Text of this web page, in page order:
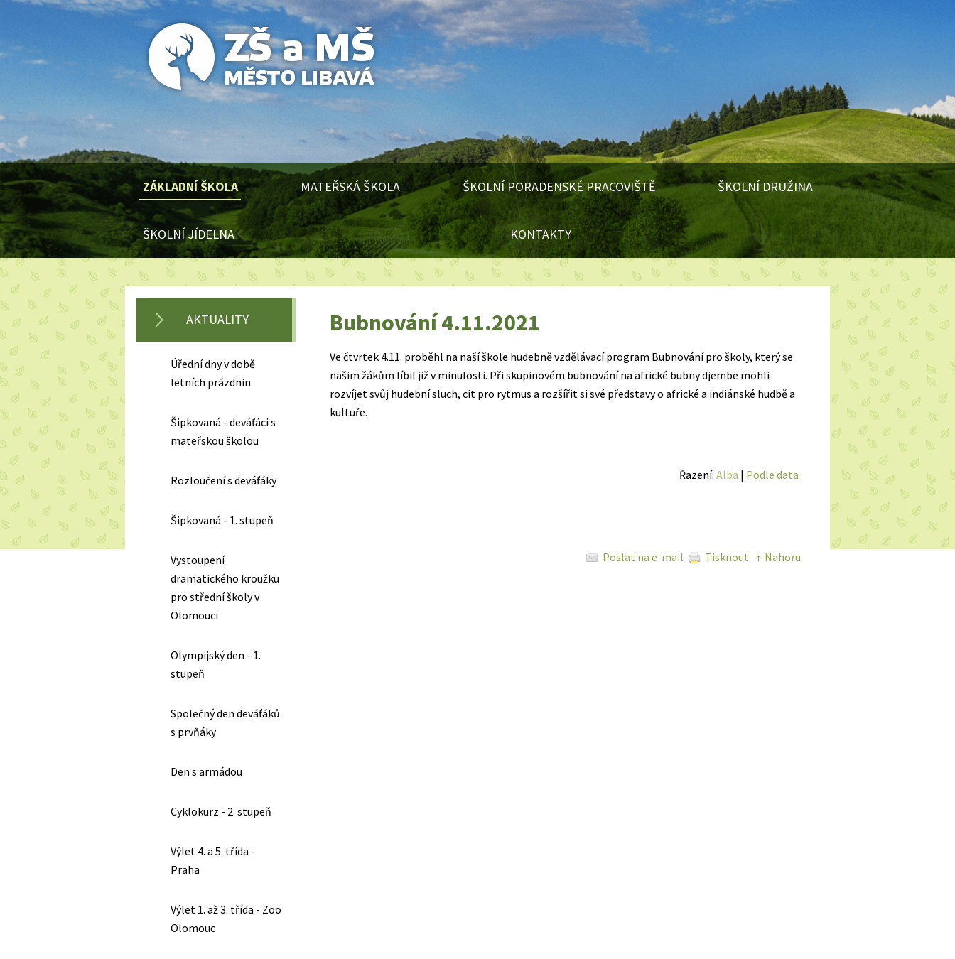
ZÁKLADNÍ ŠKOLA MATEŘSKÁ ŠKOLA ŠKOLNÍ PORADENSKÉ PRACOVIŠTĚ ŠKOLNÍ DRUŽINA
ŠKOLNÍ JÍDELNA KONTAKTY
Bubnování 4.11.2021
Ve čtvrtek 4.11. proběhl na naší škole hudebně vzdělávací program Bubnování pro školy, který se
našim žákům líbil již v minulosti. Při skupinovém bubnování na africké bubny djembe mohli
rozvíjet svůj hudební sluch, cit pro rytmus a rozšířit si své představy o africké a indiánské hudbě a
kultuře.
Řazení: Alba | Podle data
Poslat na e-mail Tisknout ↑ Nahoru
AKTUALITY
Úřední dny v době
letních prázdnin
Šipkovaná - deváťáci s
mateřskou školou
Rozloučení s deváťáky
Šipkovaná - 1. stupeň
Vystoupení
dramatického kroužku
pro střední školy v
Olomouci
Olympijský den - 1.
stupeň
Společný den deváťáků
s prvňáky
Den s armádou
Cyklokurz - 2. stupeň
Výlet 4. a 5. třída -
Praha
Výlet 1. až 3. třída - Zoo
Olomouc